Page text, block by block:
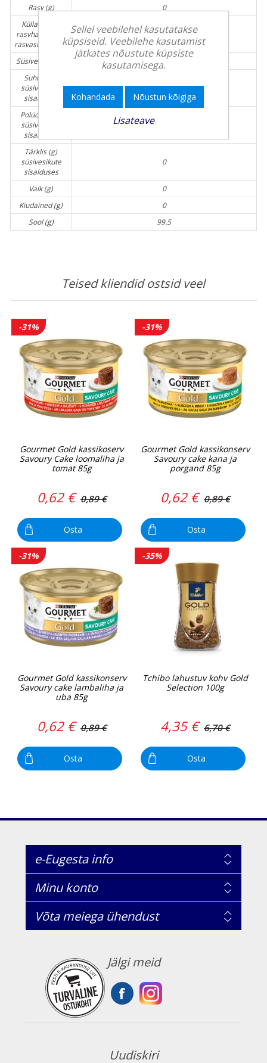
Rasv (g)
0
Küllastunud
rasvhapped (g)
rasvasisalduses
0
Süsivesikud (g)
0
Suhkur (g)
süsivesikute
sisalduses
0
Polüoolid (g)
süsivesikute
sisalduses
Tärklis (g)
süsivesikute
sisalduses
0
Valk (g)
0
Kiudained (g)
0
Sool (g)
99.5
Teised kliendid ostsid veel
-31%
Gourmet Gold kassikoserv
Savoury Cake loomaliha ja
tomat 85g
0,62 € 0,89 €
Osta
-31%
Gourmet Gold kassikonserv
Savoury cake kana ja
porgand 85g
0,62 € 0,89 €
Osta
-31%
Gourmet Gold kassikonserv
Savoury cake lambaliha ja
uba 85g
0,62 € 0,89 €
Osta
-35%
Tchibo lahustuv kohv Gold
Selection 100g
4,35 € 6,70 €
Osta
e-Eugesta info
Minu konto
Võta meiega ühendust
Jälgi meid
Uudiskiri
Sellel veebilehel kasutatakse
küpsiseid. Veebilehe kasutamist
jätkates nõustute küpsiste
kasutamisega.
Kohandada Nõustun kõigiga
Lisateave